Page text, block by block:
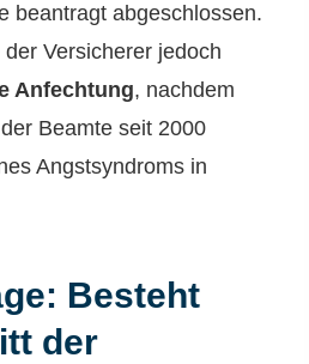
beantragt abgeschlossen.
Versicherer jedoch
Anfechtung, nachdem
Beamte seit 2000
Angstsyndroms in
Besteht
der